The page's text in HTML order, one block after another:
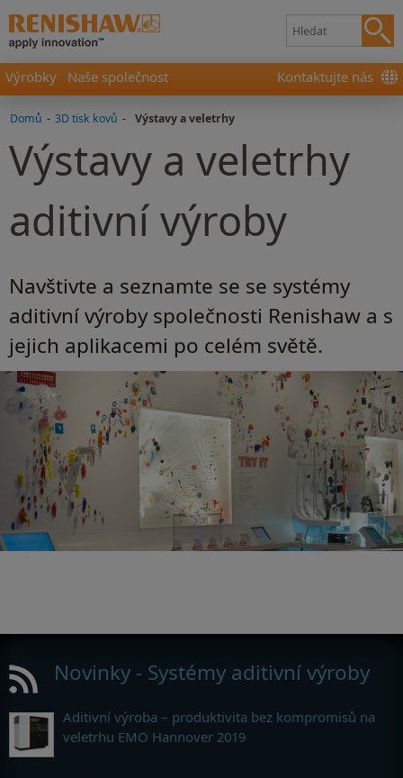
Výrobky Naše společnost Kontaktujte nás
Domů - 3D tisk kovů - Výstavy a veletrhy
Výstavy a veletrhy
aditivní výroby
Navštivte a seznamte se se systémy
aditivní výroby společnosti Renishaw a s
jejich aplikacemi po celém světě.
Novinky - Systémy aditivní výroby
Aditivní výroba – produktivita bez kompromisů na
veletrhu EMO Hannover 2019